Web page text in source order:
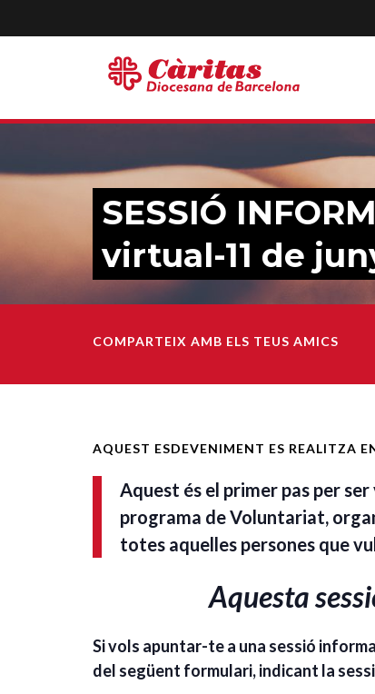
SESSIÓ
virtual-11 de
COMPARTEIX AMB ELS TEUS AMICS
AQUEST ESDEVENIMENT ES REALITZA
Aquest és el primer pas per
programa de Voluntariat,
totes aquelles persones que
Aquesta
Si vols apuntar-te a una sessió
del següent formulari, indicant la